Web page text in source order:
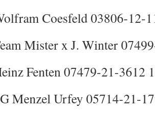
Coesfeld 03806-12-
Mister x J. Winter
Fenten 07479-21-3612
Menzel Urfey 05714-21-